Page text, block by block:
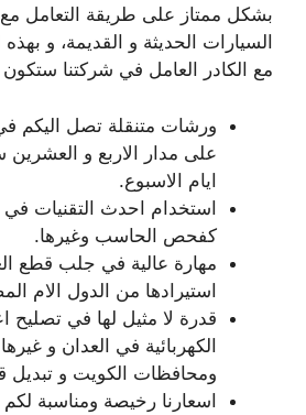
بشكل ممتاز على طريقة التعامل مع
السيارات الحديثة و القديمة، و
مع الكادر العامل في شركتنا ستكون
ورشات متنقلة تصل اليكم
على مدار الاربع و
ايام الاسبوع.
استخدام احدث التقنيات في
كفحص الحاسب وغيرها.
مهارة عالية في جلب قطع
استيرادها من الدول الام
قدرة لا مثيل لها في تصليح
الكهربائية في العدان و
ومحافظات الكويت و تبديل
اسعارنا رخيصة ومناسبة